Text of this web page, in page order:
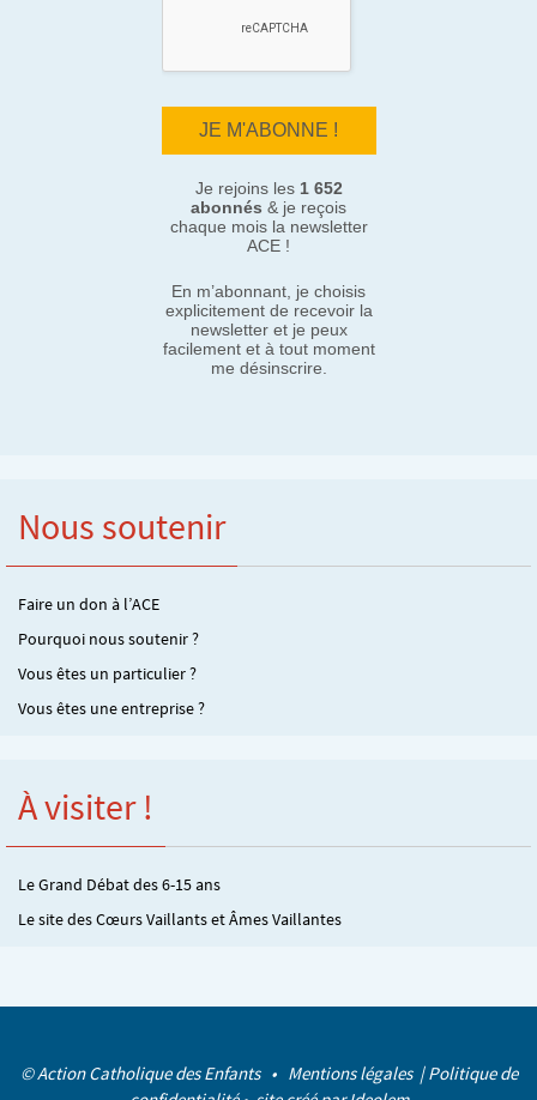
Je rejoins les 1 652
abonnés & je reçois
chaque mois la newsletter
ACE !
En m’abonnant, je choisis
explicitement de recevoir la
newsletter et je peux
facilement et à tout moment
me désinscrire.
Nous soutenir
Faire un don à l’ACE
Pourquoi nous soutenir ?
Vous êtes un particulier ?
Vous êtes une entreprise ?
À visiter !
Le Grand Débat des 6-15 ans
Le site des Cœurs Vaillants et Âmes Vaillantes
© Action Catholique des Enfants • Mentions légales |Politique de